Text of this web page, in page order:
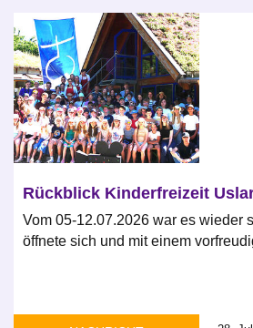
Rückblick Kinderfreizeit
Vom 05-12.07.2026 war es wieder
öffnete sich und mit einem